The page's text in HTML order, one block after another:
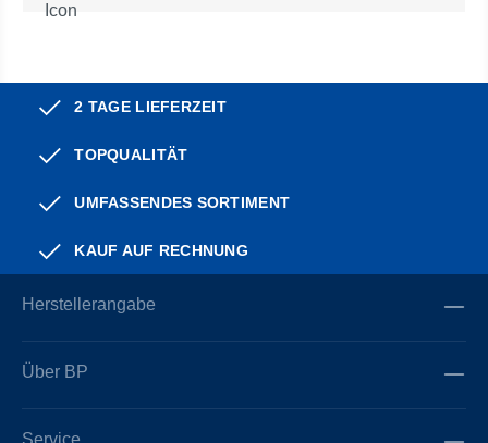
2 TAGE LIEFERZEIT
TOPQUALITÄT
UMFASSENDES SORTIMENT
KAUF AUF RECHNUNG
Herstellerangabe
Über BP
Service